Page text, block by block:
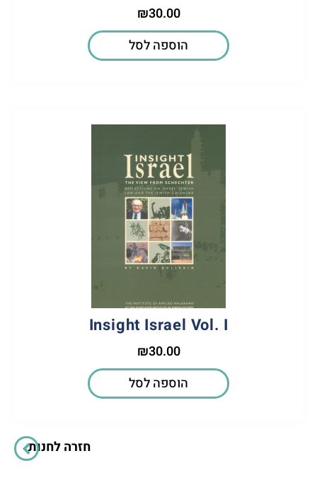
₪30.00
הוספה לסל
Insight Israel Vol. I
₪30.00
הוספה לסל
חזרה לחנות